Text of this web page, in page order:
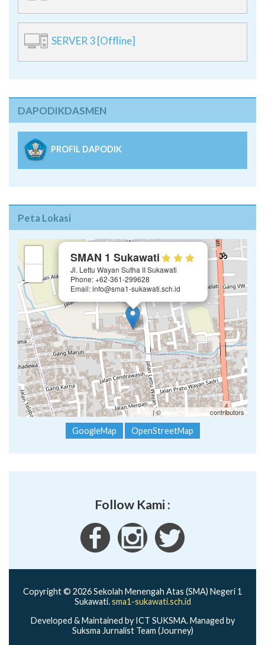
SERVER 3 [Offline]
DAPODIKDASMEN
PROFIL DAPODIK
Peta Lokasi
SMAN 1 Sukawati
Jl. Lettu Wayan Sutha II Sukawati
Phone: +62-361-299628
Email: info@sma1-sukawati.sch.id
Leaflet | ©OpenStreetMap contributors
GoogleMap OpenStreetMap
Follow Kami :
Copyright © 2026 Sekolah Menengah Atas (SMA) Negeri 1
Sukawati.sma1-sukawati.sch.id
Developed & Maintained by ICT SUKSMA. Managed by
Suksma Jurnalist Team (Journey)